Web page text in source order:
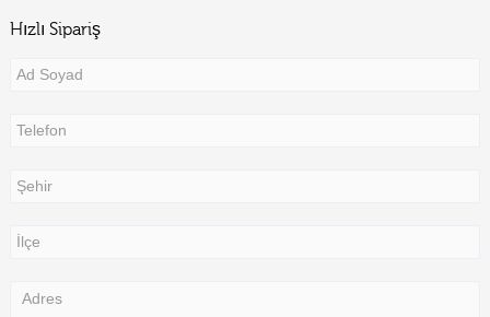
Hızlı Sipariş